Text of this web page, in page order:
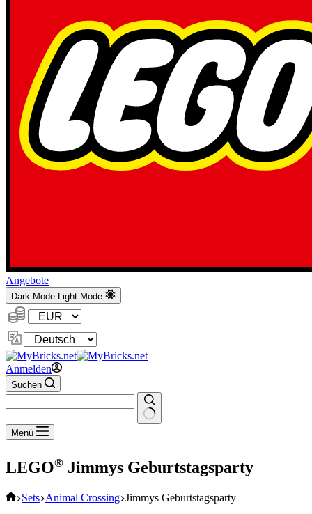
Angebote
Dark Mode Light Mode
Währung:
Sprache
ändern
Anmelden
Suchen
Keine
Ergebnisse
Menü
LEGO® Jimmys Geburtstagsparty
Start
Sets Animal Crossing Jimmys Geburtstagsparty